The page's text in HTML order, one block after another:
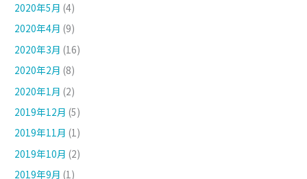
2020年5月 (4)
2020年4月 (9)
2020年3月 (16)
2020年2月 (8)
2020年1月 (2)
2019年12月 (5)
2019年11月 (1)
2019年10月 (2)
2019年9月 (1)